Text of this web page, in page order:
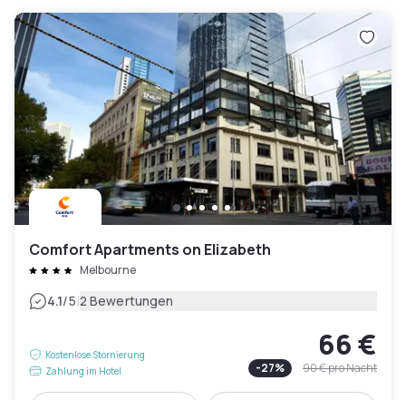
Comfort Apartments on Elizabeth
Melbourne
4.1/5|2 Bewertungen
Kostenlose Stornierung
Zahlung im Hotel
66 €
-27% 90 €pro Nacht